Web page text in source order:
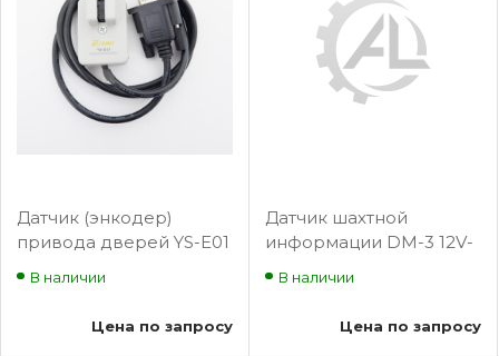
Датчик (энкодер)
привода дверей YS-E01
В наличии
Цена по запросу
Датчик шахтной
информации DM-3 12V-
В наличии
Цена по запросу